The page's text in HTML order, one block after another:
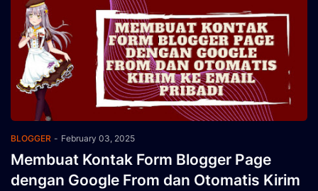
BLOGGER - February 03, 2025
Membuat Kontak Form Blogger Page
dengan Google From dan Otomatis Kirim